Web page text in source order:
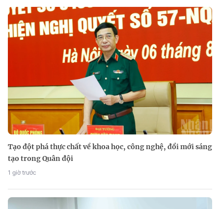
Tạo đột phá thực chất về khoa học, công nghệ, đổi mới sáng
tạo trong Quân đội
1 giờ trước